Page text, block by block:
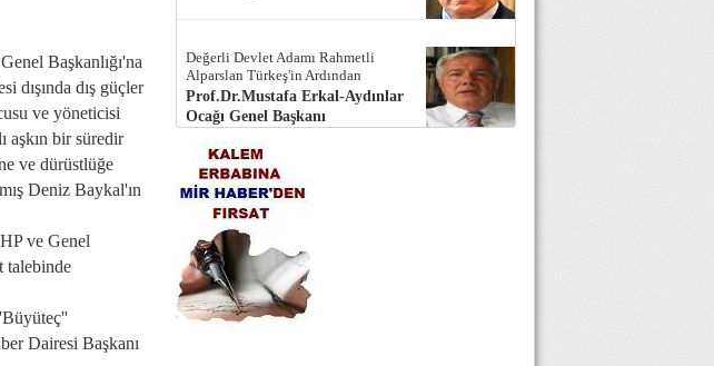
Başkanlığı'na
dışında dış güçler
ve yöneticisi
aşkın bir süredir
ve dürüstlüğe
Deniz Baykal'ın
ve Genel
talebinde
Dairesi Başkanı
Değerli Devlet Adamı Rahmetli
Alparslan Türkeş'in Ardından
Prof.Dr.Mustafa Erkal-Aydınlar
Ocağı Genel Başkanı